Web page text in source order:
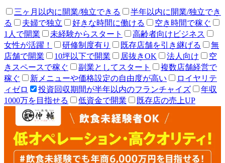
三ヶ月以内に開業/独立できる
半年以内に開業/独立でき
る
夫婦で独立 好きな時間に働ける
空き時間で稼ぐ
1人で開業
未経験からスタート
高齢者向けビジネス
女性が活躍！
研修制度有り 既存店舗を引き継げる
無
店舗で開業
10坪以下で開業 居抜きOK 法人向け
空
きスペースで稼ぐ
副業としてスタート
複数店舗経営で
稼ぐ
新メニューや価格設定の自由度が高い
ロイヤリテ
ィゼロ
投資回収期間が半年以内のフランチャイズ
年収
1000万を目指せる
低資金で開業 既存店の売上UP